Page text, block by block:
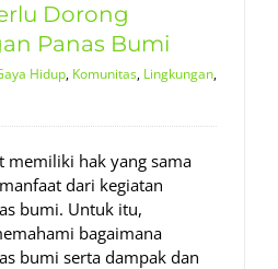
Dorong
Panas Bumi
Hidup, Komunitas, Lingkungan,
memiliki hak yang sama
dari kegiatan
bumi. Untuk itu,
bagaimana
bumi serta dampak dan